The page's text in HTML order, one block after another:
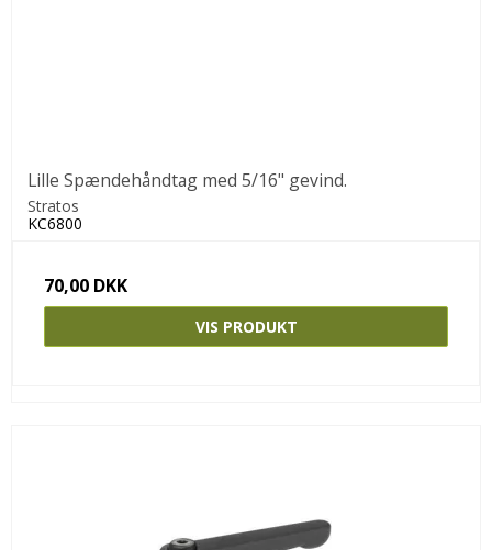
Lille Spændehåndtag med 5/16" gevind.
Stratos
KC6800
70,00 DKK
VIS PRODUKT